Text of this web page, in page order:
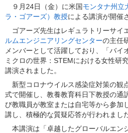
９月24日（金）に米国モンタナ州立
ラ・ゴアーズ）教授による講演が開催
ゴアーズ先生はレギュラトリーサイ
ルムエンジニアリングセンターの主任
メンバーとして活躍しており、「バイ
ミクロの世界：STEMにおける女性研
講演されました。
新型コロナウイルス感染症対策の観
式で開催し、教養教育科日下教授の通
び教職員が教室または自宅等から参加
講し、積極的な質疑応答が行われました
本講演は「卓越したグローバルエン